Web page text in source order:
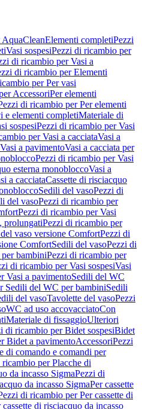
Elementi completiPezzi
Vasi sospesiPezzi di ricambio per
di ricambio per Vasi a
di ricambio per Elementi
per Per vasi
AccessoriPer elementi
di ricambio per Per elementi
e elementi completiMateriale di
sospesiPezzi di ricambio per Vasi
per Vasi a cacciataVasi a
a pavimentoVasi a cacciata per
Pezzi di ricambio per Vasi
esterna monobloccoVasi a
a cacciataCassette di risciacquo
Sedili del vasoPezzi di
del vasoPezzi di ricambio per
Pezzi di ricambio per Vasi
prolungatiPezzi di ricambio per
vaso versione ComfortPezzi di
ComfortSedili del vasoPezzi di
per bambiniPezzi di ricambio per
di ricambio per Vasi sospesiVasi
Vasi a pavimentoSedili del WC
Sedili del WC per bambiniSedili
del vasoTavolette del vasoPezzi
WC ad uso accovacciatoCon
Materiale di fissaggioUlteriori
di ricambio per Bidet sospesiBidet
Bidet a pavimentoAccessoriPezzi
di comando e comandi per
per Placche di
da incasso SigmaPezzi di
da incasso SigmaPer cassette
di ricambio per Per cassette di
cassette di risciacquo da incasso